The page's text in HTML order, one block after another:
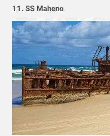
11. SS Maheno